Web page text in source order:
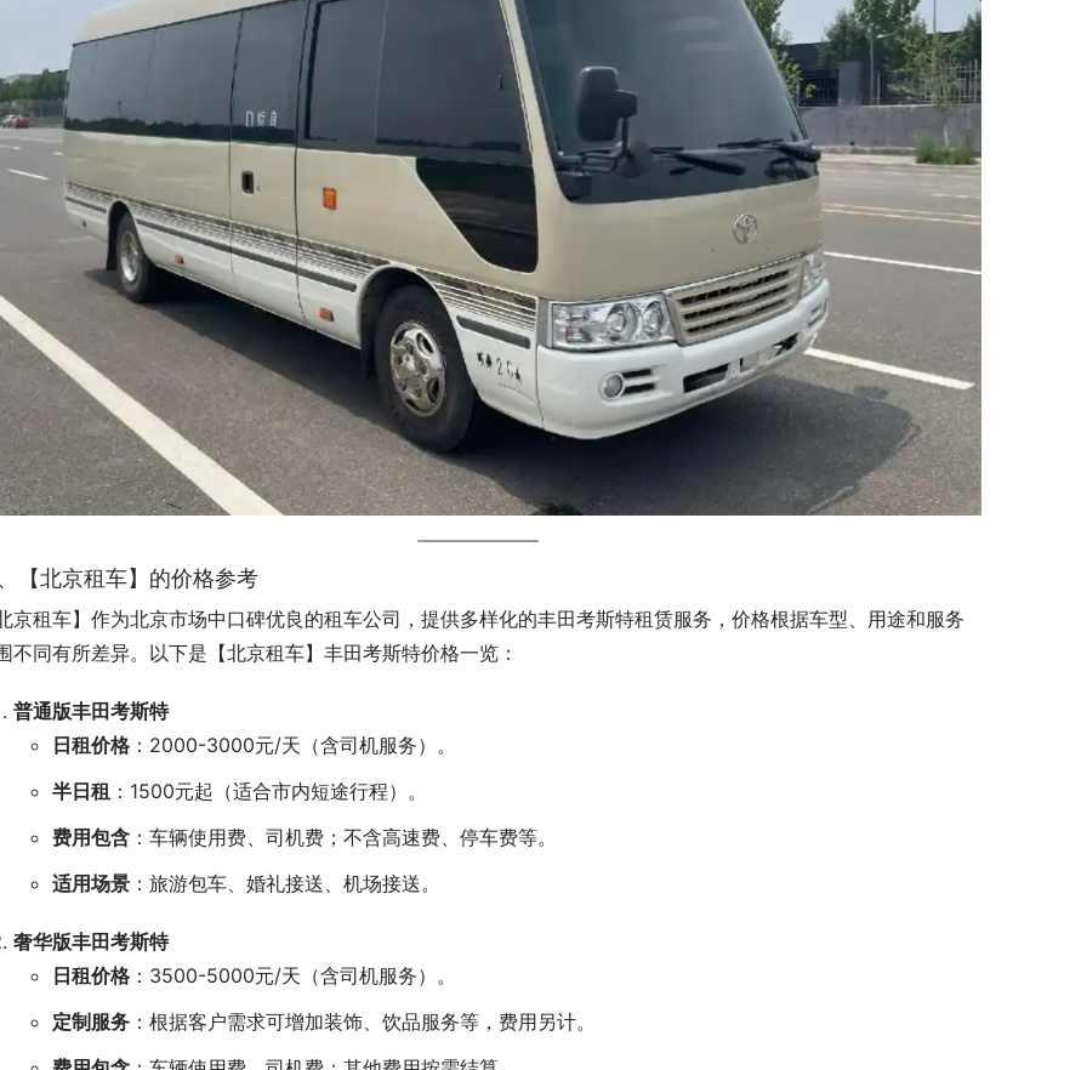
【北京租车】的价格参考
京租车】作为北京市场中口碑优良的租车公司，提供多样化的丰田考斯特租赁服务，价格根据车型、用途和服务
不同有所差异。以下是【北京租车】丰田考斯特价格一览：
普通版丰田考斯特
日租价格 ：2000-3000元/天（含司机服务）。
半日租 ：1500元起（适合市内短途行程）。
费用包含 ：车辆使用费、司机费；不含高速费、停车费等。
适用场景 ：旅游包车、婚礼接送、机场接送。
奢华版丰田考斯特
日租价格 ：3500-5000元/天（含司机服务）。
定制服务 ：根据客户需求可增加装饰、饮品服务等，费用另计。